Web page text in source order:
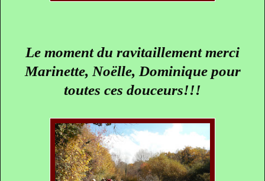
Le moment du ravitaillement merci
Marinette, Noëlle, Dominique pour
toutes ces douceurs!!!